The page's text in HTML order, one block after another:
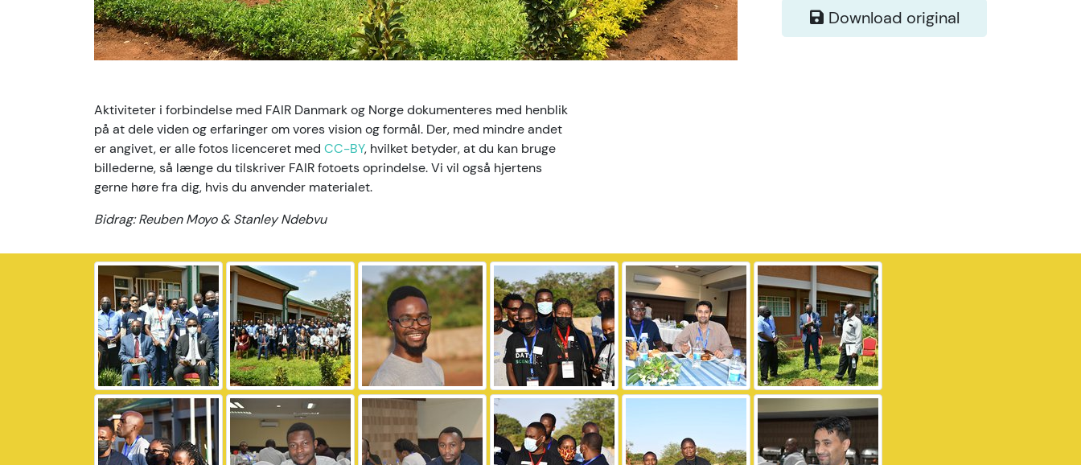
Download original
Aktiviteter i forbindelse med FAIR Danmark og Norge dokumenteres med henblik
på at dele viden og erfaringer om vores vision og formål. Der, med mindre andet
er angivet, er alle fotos licenceret med CC-BY, hvilket betyder, at du kan bruge
billederne, så længe du tilskriver FAIR fotoets oprindelse. Vi vil også hjertens
gerne høre fra dig, hvis du anvender materialet.
Bidrag: Reuben Moyo & Stanley Ndebvu